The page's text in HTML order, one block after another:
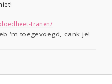
tranen/
‘m toegevoegd, dank je!